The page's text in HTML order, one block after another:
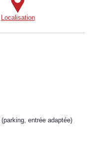
Localisation
(parking, entrée adaptée)